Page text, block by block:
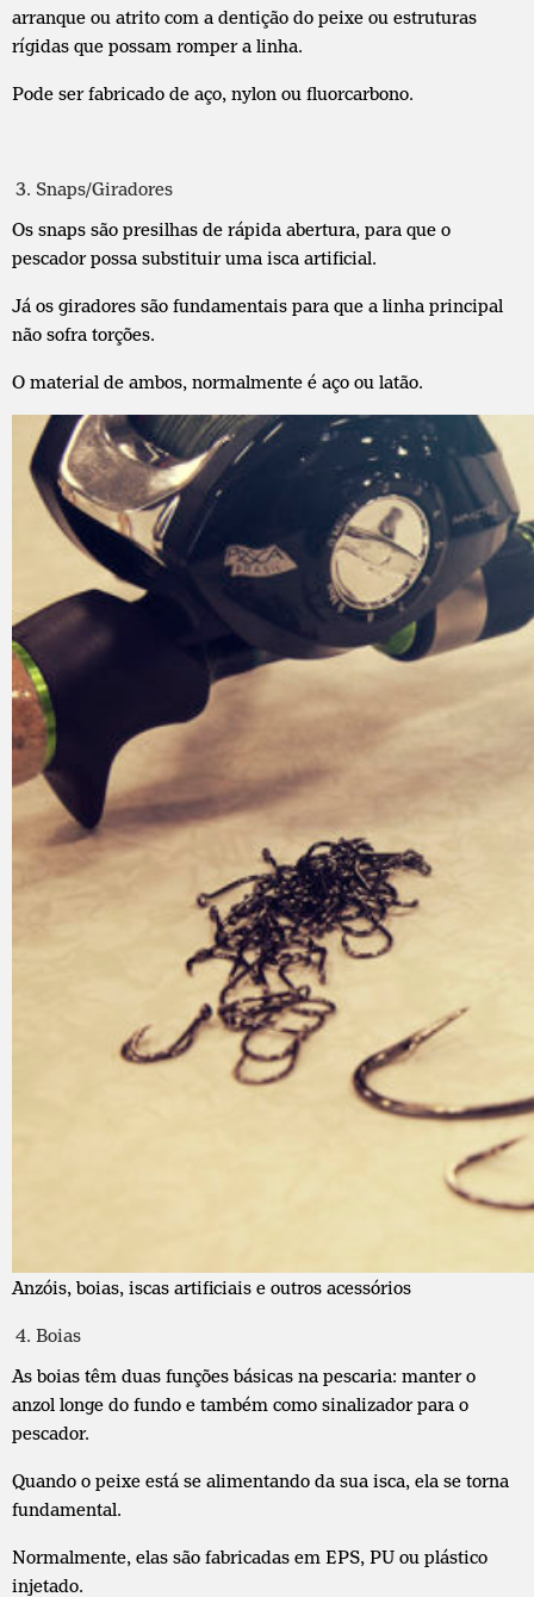
arranque ou atrito com a dentição do peixe ou estruturas
rígidas que possam romper a linha.
Pode ser fabricado de aço, nylon ou fluorcarbono.
Snaps/Giradores
Os snaps são presilhas de rápida abertura, para que o
pescador possa substituir uma isca artificial.
Já os giradores são fundamentais para que a linha principal
não sofra torções.
O material de ambos, normalmente é aço ou latão.
Anzóis, boias, iscas artificiais e outros acessórios
Boias
As boias têm duas funções básicas na pescaria: manter o
anzol longe do fundo e também como sinalizador para o
pescador.
Quando o peixe está se alimentando da sua isca, ela se torna
fundamental.
Normalmente, elas são fabricadas em EPS, PU ou plástico
injetado.